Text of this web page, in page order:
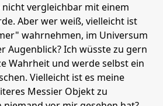
nicht vergleichbar mit einem
Aber wer weiß, vielleicht ist
wahrnehmen, im Universum
Augenblick? Ich wüsste zu gern
Wahrheit und werde selbst ein
Vielleicht ist es meine
Messier Objekt zu